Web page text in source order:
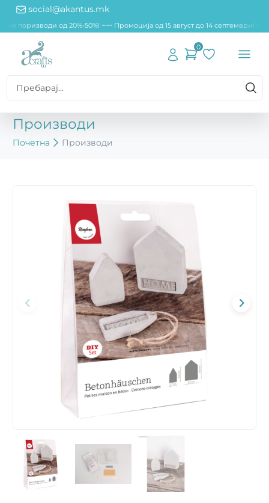
social@akantus.mk
поризводи од 20%-50%! ~~~ Промоција од 15 август до 14 септември!
0
Производи
Почетна Производи